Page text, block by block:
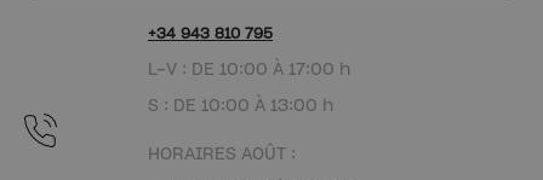
+34 943 810 795
L-V : DE 10:00 À 17:00 h
S : DE 10:00 À 13:00 h
HORAIRES AOÛT :